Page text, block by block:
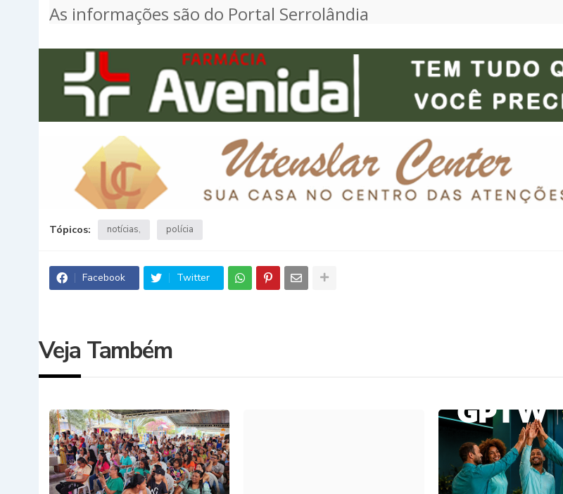
As informações são do Portal Serrolândia
Tópicos: notícias polícia
Facebook Twitter
Veja Também